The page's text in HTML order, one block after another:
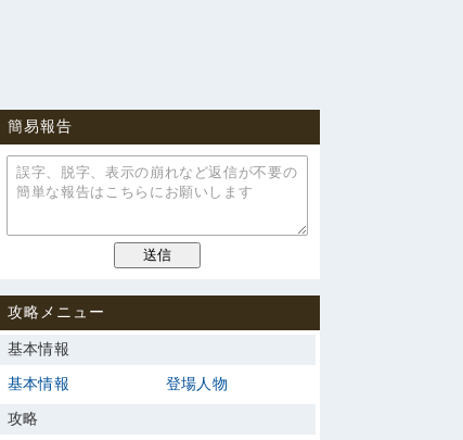
簡易報告
攻略メニュー
基本情報
基本情報
登場人物
攻略